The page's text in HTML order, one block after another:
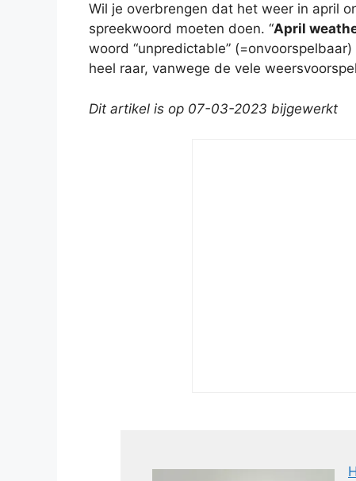
Wil je overbrengen dat het weer in april
spreekwoord moeten doen. “April
woord “unpredictable”
heel raar, vanwege de vele
Dit artikel is op 07-03-2023 bijgewerkt